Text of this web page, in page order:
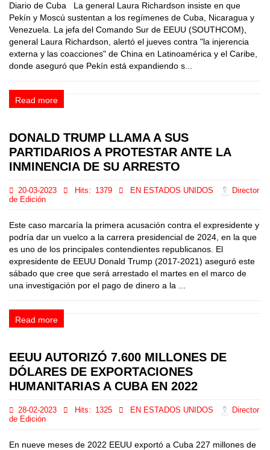
Diario de Cuba La general Laura Richardson insiste en que
Pekín y Moscú sustentan a los regímenes de Cuba, Nicaragua y
Venezuela. La jefa del Comando Sur de EEUU (SOUTHCOM),
general Laura Richardson, alertó el jueves contra "la injerencia
externa y las coacciones" de China en Latinoamérica y el Caribe,
donde aseguró que Pekín está expandiendo s...
Read more
DONALD TRUMP LLAMA A SUS
PARTIDARIOS A PROTESTAR ANTE LA
INMINENCIA DE SU ARRESTO
20-03-2023 Hits: 1379 EN ESTADOS UNIDOS
Director
de Edición
Este caso marcaría la primera acusación contra el expresidente y
podría dar un vuelco a la carrera presidencial de 2024, en la que
es uno de los principales contendientes republicanos. El
expresidente de EEUU Donald Trump (2017-2021) aseguró este
sábado que cree que será arrestado el martes en el marco de
una investigación por el pago de dinero a la ...
Read more
EEUU AUTORIZÓ 7.600 MILLONES DE
DÓLARES DE EXPORTACIONES
HUMANITARIAS A CUBA EN 2022
28-02-2023 Hits: 1325 EN ESTADOS UNIDOS
Director
de Edición
En nueve meses de 2022 EEUU exportó a Cuba 227 millones de